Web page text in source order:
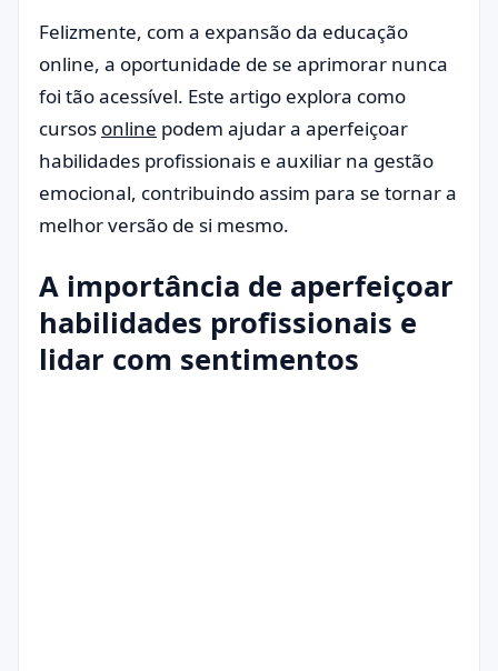
Felizmente, com a expansão da educação
online, a oportunidade de se aprimorar nunca
foi tão acessível. Este artigo explora como
cursos online podem ajudar a aperfeiçoar
habilidades profissionais e auxiliar na gestão
emocional, contribuindo assim para se tornar a
melhor versão de si mesmo.
A importância de aperfeiçoar
habilidades profissionais e
lidar com sentimentos